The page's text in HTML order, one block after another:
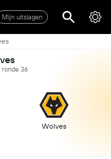
Mijn uitslagen
ronde 36
Wolves